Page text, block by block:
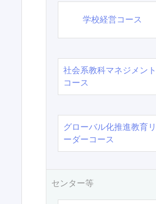
学校経営コース
社会系教科マネジメント
コース
グローバル化推進教育リ
ーダーコース
センター等